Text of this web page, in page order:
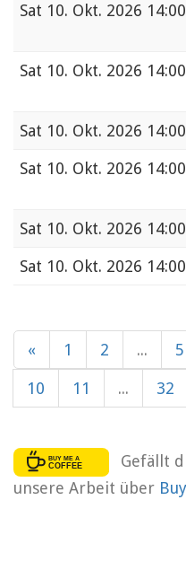
Sat 10. Okt. 2026 14:00
Sat 10. Okt. 2026 14:00
Sat 10. Okt. 2026 14:00
Sat 10. Okt. 2026 14:00
Sat 10. Okt. 2026 14:00
Sat 10. Okt. 2026 14:00
« 1 2 ... 5
10 11 ... 32
Gefällt
unsere Arbeit über